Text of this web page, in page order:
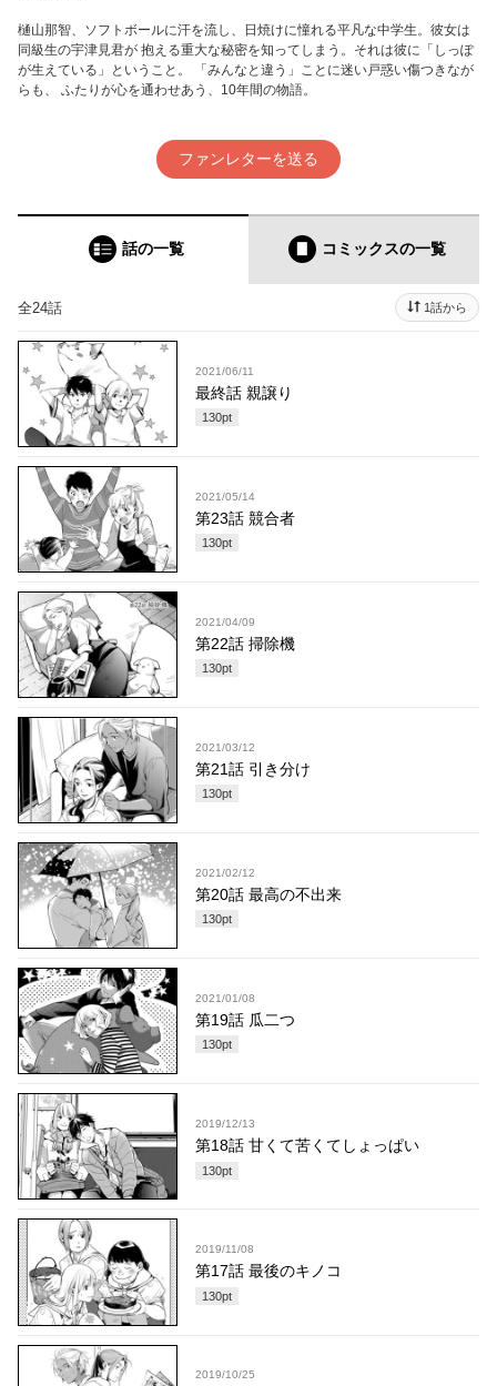
樋山那智、ソフトボールに汗を流し、日焼けに憧れる平凡な中学生。彼女は
同級生の宇津見君が 抱える重大な秘密を知ってしまう。それは彼に「しっぽ
が生えている」ということ。 「みんなと違う」ことに迷い戸惑い傷つきなが
らも、 ふたりが心を通わせあう、10年間の物語。
ファンレターを送る
話の一覧 コミックスの一覧
全24話 1話から
2021/06/11
最終話 親譲り
130pt
2021/05/14
第23話 競合者
130pt
2021/04/09
第22話 掃除機
130pt
2021/03/12
第21話 引き分け
130pt
2021/02/12
第20話 最高の不出来
130pt
2021/01/08
第19話 瓜二つ
130pt
2019/12/13
第18話 甘くて苦くてしょっぱい
130pt
2019/11/08
第17話 最後のキノコ
130pt
2019/10/25